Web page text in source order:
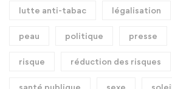
lutte anti-tabac légalisation
peau politique presse
risque réduction des risques
santé publique sexe